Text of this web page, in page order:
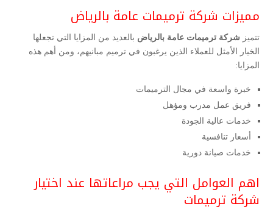
مميزات شركة ترميمات عامة بالرياض
تتميز شركة ترميمات عامة بالرياض بالعديد من المزايا التي تجعلها
الخيار الأمثل للعملاء الذين يرغبون في ترميم مبانيهم، ومن أهم هذه
المزايا:
خبرة واسعة في مجال الترميمات
فريق عمل مدرب ومؤهل
خدمات عالية الجودة
أسعار تنافسية
خدمات صيانة دورية
اهم العوامل التي يجب مراعاتها عند اختيار
شركة ترميمات